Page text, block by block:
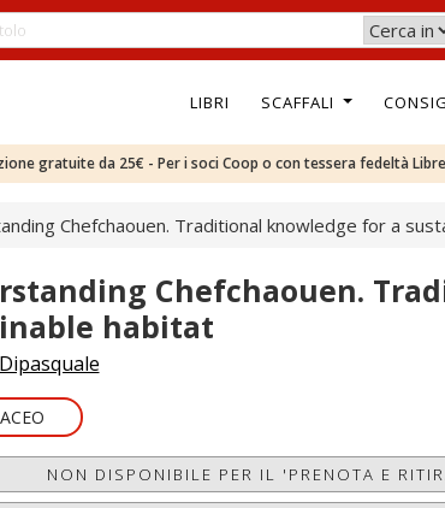
LIBRI SCAFFALI
gratuite da 25€ - Per i soci Coop o con tessera fedeltà
Chefchaouen. Traditional knowledge for a
Chefchaouen.
habitat
NON DISPONIBILE PER IL 'PRENOTA E